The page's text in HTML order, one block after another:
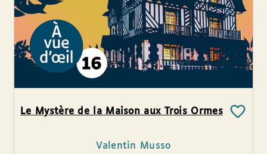
Le Mystère de la Maison aux Trois Ormes
Valentin Musso